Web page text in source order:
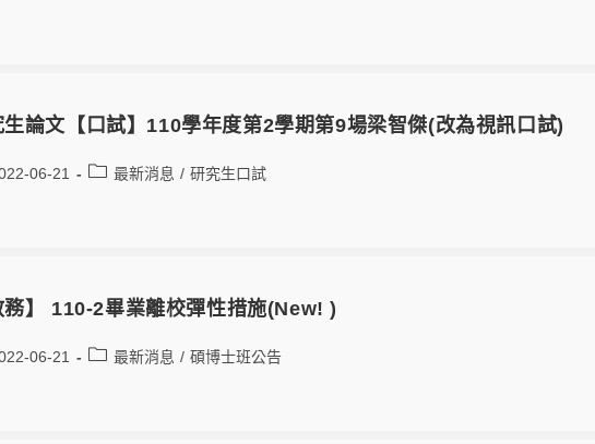
生論文【口試】110學年度第2學期第9場梁智傑(改為視訊口試)
06-21 最新消息 / 研究生口試
務】 110-2畢業離校彈性措施(New! )
06-21 最新消息 / 碩博士班公告